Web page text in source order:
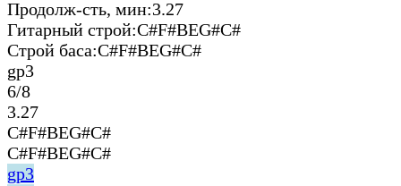
Продолж-сть, мин:3.27
Гитарный строй:C#F#BEG#C#
Строй баса:C#F#BEG#C#
gp3
6/8
3.27
C#F#BEG#C#
C#F#BEG#C#
gp3